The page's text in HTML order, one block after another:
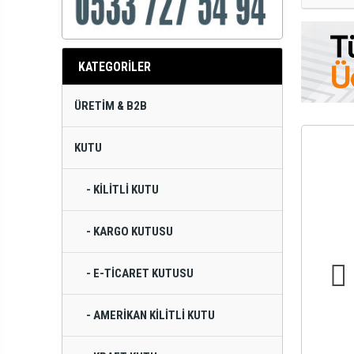
KATEGORİLER
ÜRETIM & B2B
KUTU
- KILITLI KUTU
- KARGO KUTUSU
- E-TICARET KUTUSU
- AMERIKAN KILITLI KUTU